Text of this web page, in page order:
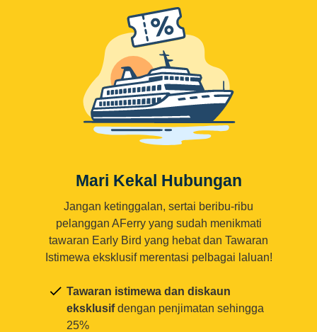
Mari Kekal Hubungan
Jangan ketinggalan, sertai beribu-ribu
pelanggan AFerry yang sudah menikmati
tawaran Early Bird yang hebat dan Tawaran
Istimewa eksklusif merentasi pelbagai laluan!
Tawaran istimewa dan diskaun
eksklusifdengan penjimatan sehingga
25%